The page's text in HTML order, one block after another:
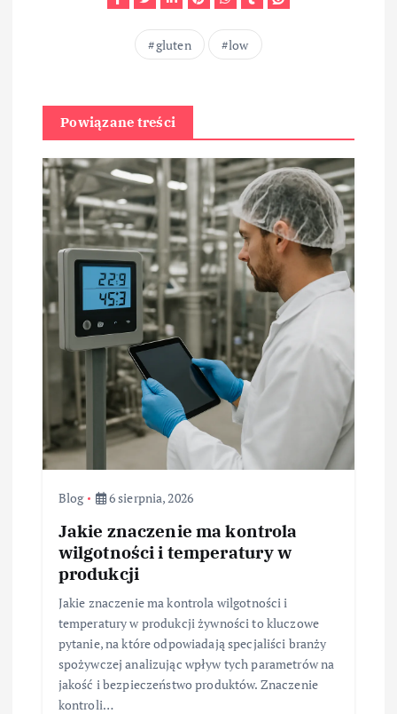
gluten low
Powiązane treści
Blog 6 sierpnia, 2026
Jakie znaczenie ma kontrola
wilgotności i temperatury w
produkcji
Jakie znaczenie ma kontrola wilgotności i
temperatury w produkcji żywności to kluczowe
pytanie, na które odpowiadają specjaliści branży
spożywczej analizując wpływ tych parametrów na
jakość i bezpieczeństwo produktów. Znaczenie
kontroli…